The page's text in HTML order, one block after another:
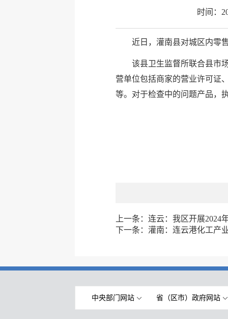
时间：
近日，灌南县对城区内零
该县卫生监督所联合县市
营单位包括商家的营业许可证
等。对于检查中的问题产品，
上一条： 连云：我区开展2024
下一条： 灌南：连云港化工产
中央部门网站 省（区市）政府网站